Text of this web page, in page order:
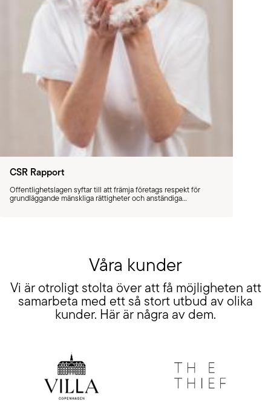
CSR Rapport
Offentlighetslagen syftar till att främja företags respekt för
grundläggande mänskliga rättigheter och anständiga
Våra kunder
Vi är otroligt stolta över att få möjligheten att
samarbeta med ett så stort utbud av olika
kunder. Här är några av dem.